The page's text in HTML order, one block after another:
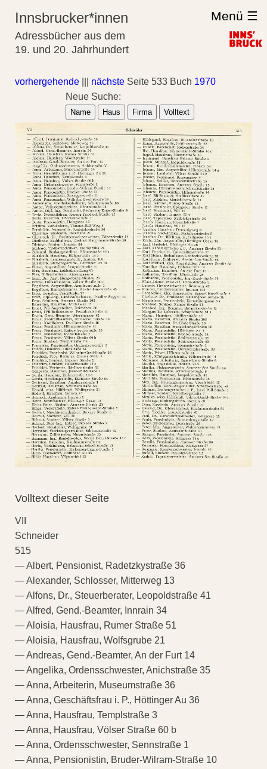
Innsbrucker*innen
Adressbücher aus dem
19. und 20. Jahrhundert
Menü ☰
vorhergehende nächste Seite 533 Buch 1970
Neue Suche:
Name Haus Firma Volltext
Volltext dieser Seite
VII
Schneider
515
— Albert, Pensionist, Radetzkystraße 36
— Alexander, Schlosser, Mitterweg 13
— Alfons, Dr., Steuerberater, Leopoldstraße 41
— Alfred, Gend.-Beamter, Innrain 34
— Aloisia, Hausfrau, Rumer Straße 51
— Aloisia, Hausfrau, Wolfsgrube 21
— Andreas, Gend.-Beamter, An der Furt 14
— Angelika, Ordensschwester, Anichstraße 35
— Anna, Arbeiterin, Museumstraße 36
— Anna, Geschäftsfrau i. P., Höttinger Au 36
— Anna, Hausfrau, Templstraße 3
— Anna, Hausfrau, Völser Straße 60 b
— Anna, Ordensschwester, Sennstraße 1
— Anna, Pensionistin, Bruder-Wilram-Straße 10